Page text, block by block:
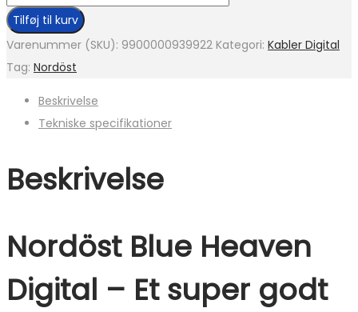
Tilføj til kurv
Varenummer (SKU): 9900000939922 Kategori: Kabler Digital
Tag: Nordöst
Beskrivelse
Tekniske specifikationer
Beskrivelse
Nordöst Blue Heaven
Digital – Et super godt